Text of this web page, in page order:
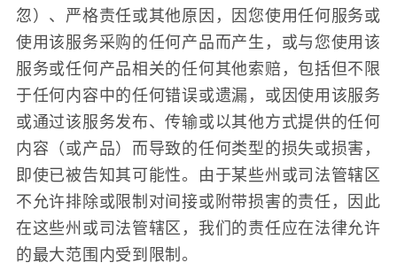
忽）、严格责任或其他原因，因您使用任何服务或
使用该服务采购的任何产品而产生，或与您使用该
服务或任何产品相关的任何其他索赔，包括但不限
于任何内容中的任何错误或遗漏，或因使用该服务
或通过该服务发布、传输或以其他方式提供的任何
内容（或产品）而导致的任何类型的损失或损害，
即使已被告知其可能性。由于某些州或司法管辖区
不允许排除或限制对间接或附带损害的责任，因此
在这些州或司法管辖区，我们的责任应在法律允许
的最大范围内受到限制。